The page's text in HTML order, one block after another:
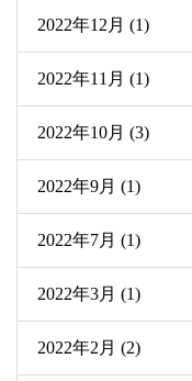
2022年12月 (1)
2022年11月 (1)
2022年10月 (3)
2022年9月 (1)
2022年7月 (1)
2022年3月 (1)
2022年2月 (2)